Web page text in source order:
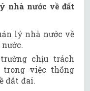
nhà nước về đất
lý nhà nước về
chịu trách
trong việc thống
đất đai.